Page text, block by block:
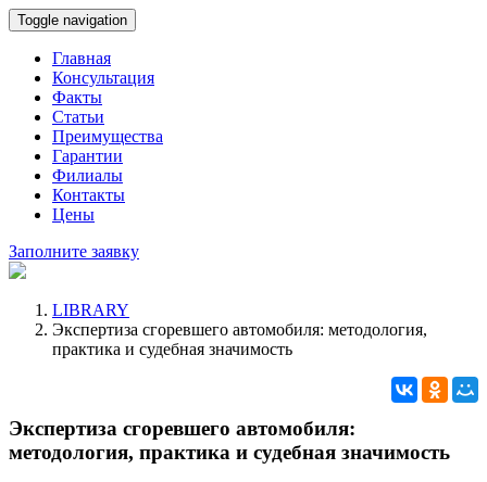
Toggle navigation
Главная
Консультация
Факты
Статьи
Преимущества
Гарантии
Филиалы
Контакты
Цены
Заполните заявку
LIBRARY
Экспертиза сгоревшего автомобиля: методология,
практика и судебная значимость
Экспертиза сгоревшего автомобиля:
методология, практика и судебная значимость